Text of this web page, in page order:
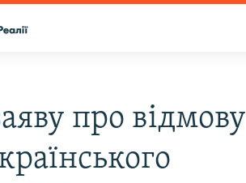
про відмову